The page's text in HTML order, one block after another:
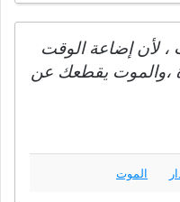
لأن إضاعة الوقت
،والموت يقطعك عن
الموت